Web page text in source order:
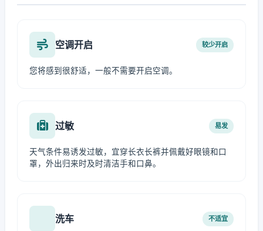
空调开启 较少开启
您将感到很舒适，一般不需要开启空调。
过敏 易发
天气条件易诱发过敏，宜穿长衣长裤并佩戴好眼镜和口
罩，外出归来时及时清洁手和口鼻。
洗车 不适宜